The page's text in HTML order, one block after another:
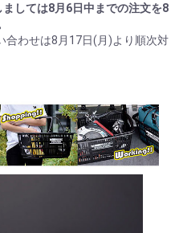
しては8月6日中までの注文を8
合わせは8月17日(月)より順次対